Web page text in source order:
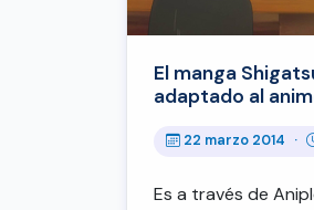
El manga
adaptado al
22 marzo 2014 ·
Es a través de